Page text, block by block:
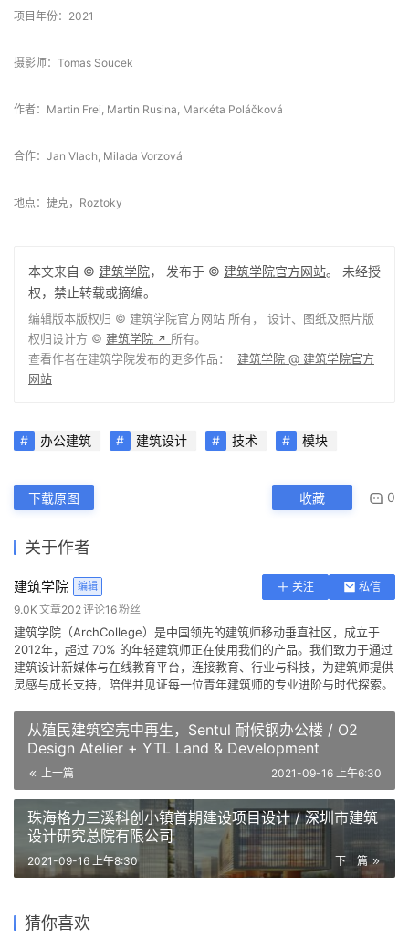
项目年份：2021
摄影师：Tomas Soucek
作者：Martin Frei, Martin Rusina, Markéta Poláčková
合作：Jan Vlach, Milada Vorzová
地点：捷克，Roztoky
本文来自 © 建筑学院， 发布于 © 建筑学院官方网站。 未经授
权，禁止转载或摘编。
编辑版本版权归 © 建筑学院官方网站 所有， 设计、图纸及照片版
权归设计方 © 建筑学院↗ 所有。
查看作者在建筑学院发布的更多作品： 建筑学院 @ 建筑学院官方
网站
办公建筑 建筑设计 技术 模块
下载原图 收藏 0
关于作者
建筑学院 编辑 关注
私信
9.0K 文章202 评论 16粉丝
建筑学院（ArchCollege）是中国领先的建筑师移动垂直社区，成立于
2012年，超过 70% 的年轻建筑师正在使用我们的产品。我们致力于通过
建筑设计新媒体与在线教育平台，连接教育、行业与科技，为建筑师提供
灵感与成长支持，陪伴并见证每一位青年建筑师的专业进阶与时代探索。
从殖民建筑空壳中再生，Sentul 耐候钢办公楼 / O2
Design Atelier + YTL Land & Development
上一篇 2021-09-16 上午6:30
珠海格力三溪科创小镇首期建设项目设计 / 深圳市建筑
设计研究总院有限公司
下一篇
2021-09-16 上午8:30
猜你喜欢
“湘江之眼” / 朱培栋-line+建
筑事务所
建提升工程 / 浙江大学建筑设